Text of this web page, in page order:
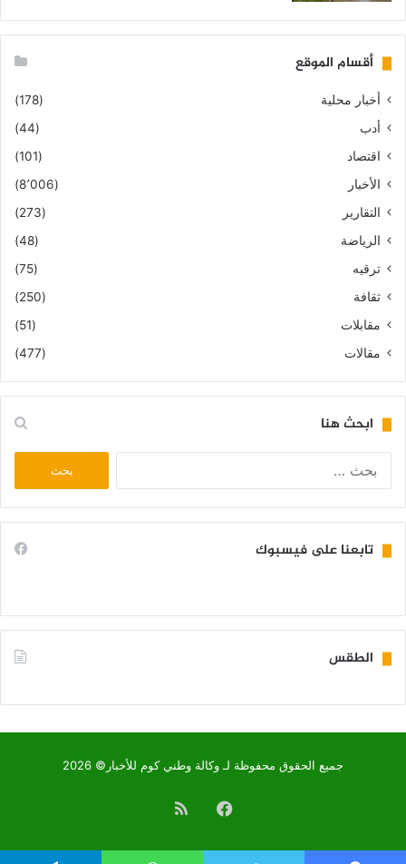
أقسام الموقع
أخبار محلية
(178)
أدب
(44)
اقتصاد
(101)
الأخبار
(8٬006)
التقارير
(273)
الرياضة
(48)
ترقيه
(75)
ثقافة
(250)
مقابلات
(51)
مقالات
(477)
ابحث هنا
تابعنا على فيسبوك
الطقس
جميع الحقوق محفوظة لـ وكالة وطني كوم للأخبار© 2026
فيسبوكملخص
الموقع